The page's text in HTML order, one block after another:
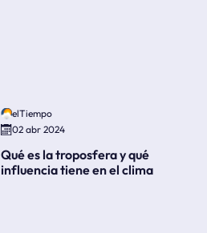
elTiempo
02 abr 2024
Qué es la troposfera y qué
influencia tiene en el clima